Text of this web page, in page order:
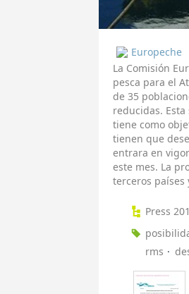
Europeche
La Comisión
pesca para el
de 35
reducidas.
tiene como
tienen que
entrara en
este mes. La
terceros países
Press
rms